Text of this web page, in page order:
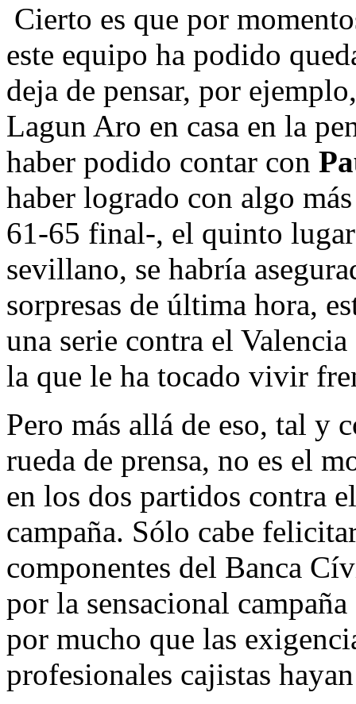
Cierto es que por
este equipo ha podido
deja de pensar, por
Lagun Aro en casa en la
haber podido contar con
haber logrado con algo
61-65 final-, el quinto
sevillano, se habría
sorpresas de última hora,
una serie contra el
la que le ha tocado vivir
Pero más allá de eso, tal y
rueda de prensa, no es el
en los dos partidos contra
campaña. Sólo cabe
componentes del Banca
por la sensacional
por mucho que las
profesionales cajistas